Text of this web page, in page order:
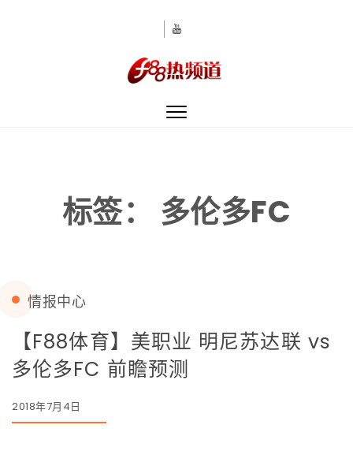
Toggle
标签： 多伦多FC
情报中心
【F88体育】美职业 明尼苏达联 vs
多伦多FC 前瞻预测
2018年7月4日